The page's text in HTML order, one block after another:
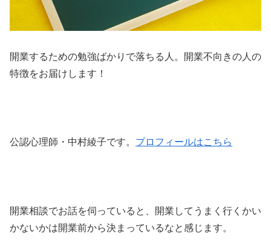
開業するための勉強ばかりで落ちる人。開業不向きの人の
特徴をお届けします！
公認心理師・中村綾子です。 プロフィールはこちら
開業相談でお話を伺っていると、開業してうまく行くかい
かないかは開業前から決まっているなと感じます。